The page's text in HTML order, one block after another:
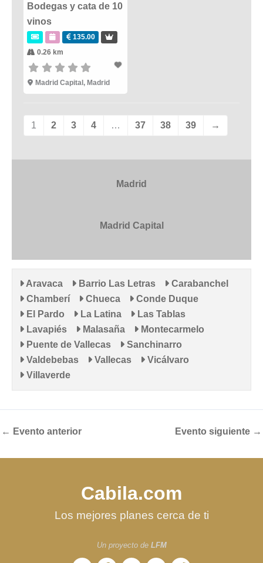
Bodegas y cata de 10
vinos
135.00
0.26 km
Madrid Capital , Madrid
1 2 3 4 … 37 38 39 →
Madrid
Madrid Capital
Aravaca Barrio Las Letras
Carabanchel
Chamberí
Chueca
Conde Duque
El Pardo
La Latina
Las Tablas
Lavapiés
Malasaña
Montecarmelo
Puente de Vallecas
Sanchinarro
Valdebebas
Vallecas
Vicálvaro
Villaverde
← Evento anterior Evento siguiente →
Cabila.com
Los mejores planes cerca de ti
Un proyecto de LFM